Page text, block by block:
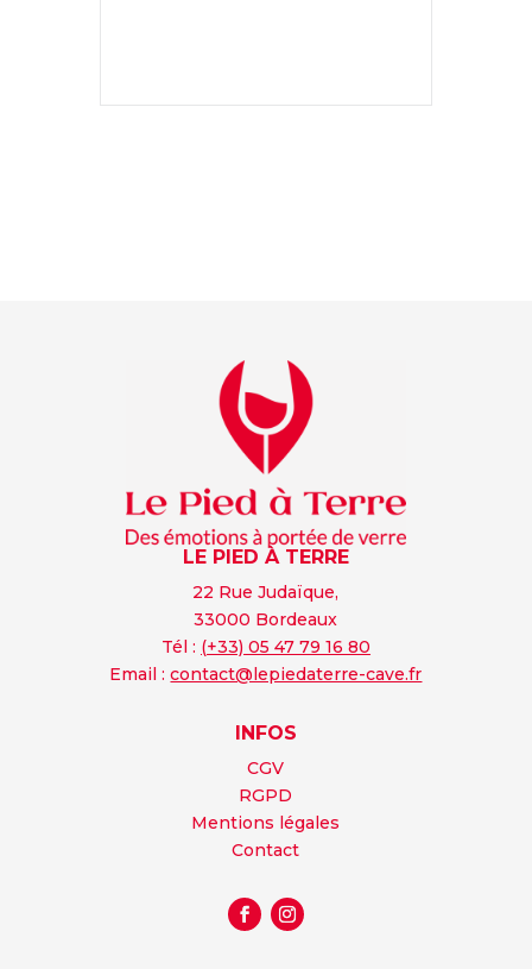
LE PIED À TERRE
22 Rue Judaïque,
33000 Bordeaux
Tél : (+33) 05 47 79 16 80
Email :contact@lepiedaterre-cave.fr
INFOS
CGV
RGPD
Mentions légales
Contact